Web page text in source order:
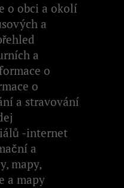
o obci a okolí
a
a
o
o
a stravování
-internet
a
mapy,
a mapy